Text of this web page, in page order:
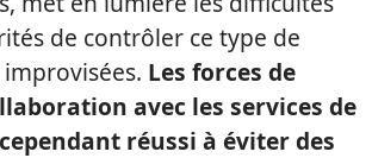
de contrôler ce type de
Les forces de
avec les services de
réussi à éviter des